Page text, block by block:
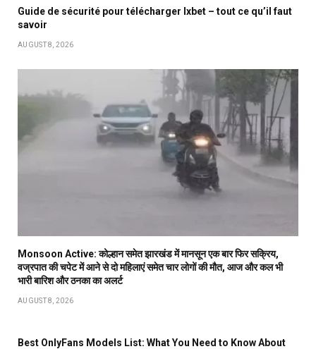
Guide de sécurité pour télécharger Ixbet – tout ce qu’il faut
savoir
AUGUST 8, 2026
Monsoon Active: कोल्हान समेत झारखंड में मानसून एक बार फिर सक्रिय,
वज्रपात की चपेट में आने से दो महिलाएं समेत चार लोगों की मौत, आज और कल भी
भारी बारिश और ठनका का अलर्ट
AUGUST 8, 2026
Best OnlyFans Models List: What You Need to Know About